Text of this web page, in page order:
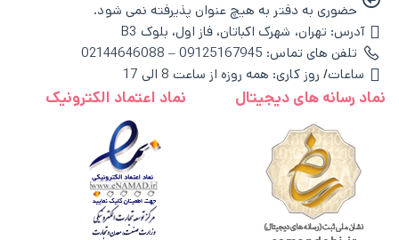
حضوری به دفتر به هیچ عنوان پذیرفته نمی شود.
آدرس: تهران، شهرک اکباتان، فاز اول، بلوک B3
تلفن های تماس: 09125167945 – 02144646088
ساعات/ روز کاری: همه روزه از ساعت 8 الی 17
نماد رسانه های دیجیتال نماد اعتماد الکترونیک